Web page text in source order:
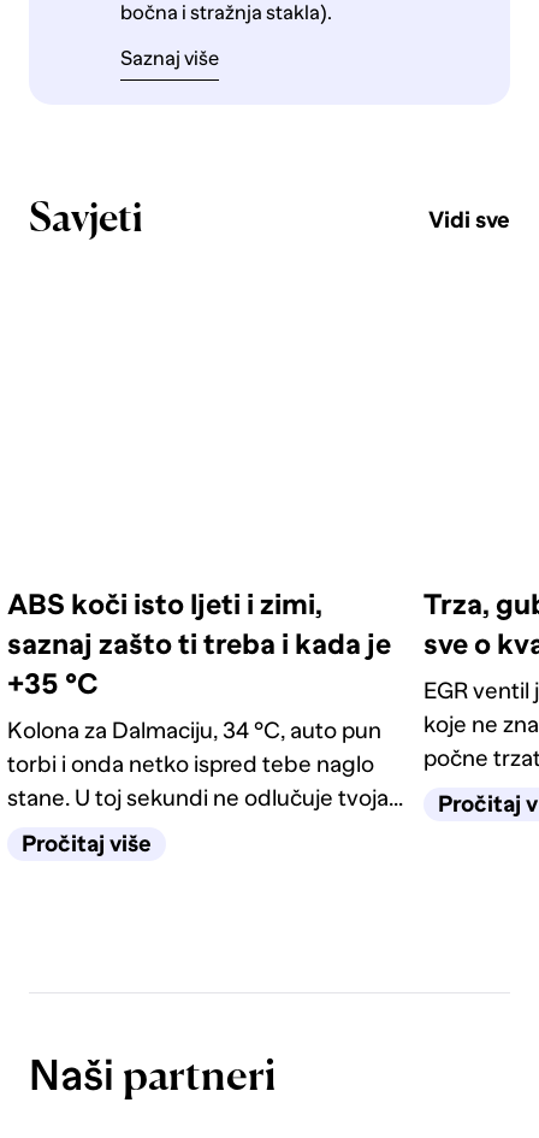
bočna i stražnja stakla).
Saznaj više
Savjeti Vidi sve
ABS koči isto ljeti i zimi,
saznaj zašto ti treba i kada je
+35 °C
Kolona za Dalmaciju, 34 °C, auto pun
torbi i onda netko ispred tebe naglo
stane. U toj sekundi ne odlučuje tvoja
reakcija, nego sustav za koji većina
Pročitaj više
Trza,
sve o
EGR ventil
koje ne
počne
lampicu
Pročitaj
Naši partneri